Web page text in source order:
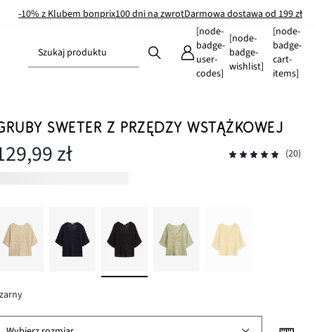
-10% z Klubem bonprix100 dni na zwrotDarmowa dostawa od 199 zł
Szukaj produktu
[node-
badge-
user-
codes]
[node-
badge-
wishlist]
[node-
badge-
cart-
items]
SWETER Z PRZĘDZY WSTĄŻKOWEJ
zł (20)